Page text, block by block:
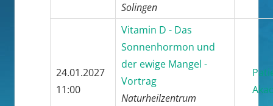
Solingen
24.01.2027
11:00
Vitamin D - Das
Sonnenhormon und
der ewige Mangel -
Vortrag
Naturheilzentrum